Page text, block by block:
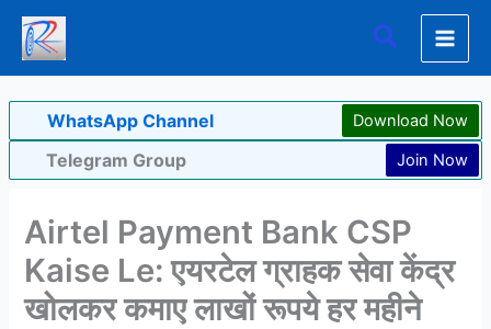
Skip
content
Search
WhatsApp Channel Download Now
Telegram Group Join Now
Airtel Payment Bank CSP
Kaise Le: एयरटेल ग्राहक सेवा केंद्र
खोलकर कमाए लाखों रूपये हर महीने